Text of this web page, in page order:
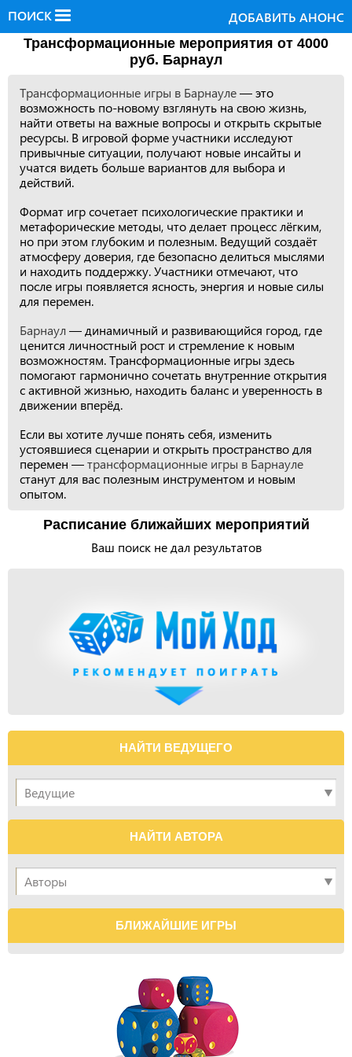
ПОИСК ДОБАВИТЬ АНОНС
Трансформационные мероприятия от 4000
руб. Барнаул
Трансформационные игры в Барнауле— это
возможность по-новому взглянуть на свою жизнь,
найти ответы на важные вопросы и открыть скрытые
ресурсы. В игровой форме участники исследуют
привычные ситуации, получают новые инсайты и
учатся видеть больше вариантов для выбора и
действий.
Формат игр сочетает психологические практики и
метафорические методы, что делает процесс лёгким,
но при этом глубоким и полезным. Ведущий создаёт
атмосферу доверия, где безопасно делиться мыслями
и находить поддержку. Участники отмечают, что
после игры появляется ясность, энергия и новые силы
для перемен.
Барнаул— динамичный и развивающийся город, где
ценится личностный рост и стремление к новым
возможностям. Трансформационные игры здесь
помогают гармонично сочетать внутренние открытия
с активной жизнью, находить баланс и уверенность в
движении вперёд.
Если вы хотите лучше понять себя, изменить
устоявшиеся сценарии и открыть пространство для
перемен —трансформационные игры в Барнауле
станут для вас полезным инструментом и новым
опытом.
Расписание ближайших мероприятий
Ваш поиск не дал результатов
НАЙТИ ВЕДУЩЕГО
НАЙТИ АВТОРА
БЛИЖАЙШИЕ ИГРЫ